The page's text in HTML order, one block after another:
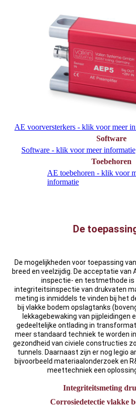
AE voorversterkers - klik voor meer
Software
Software - klik voor meer informatie
Toebehoren
AE toebehoren - klik voor
informatie
De
De mogelijkheden voor toepassing
breed en veelzijdig. De acceptatie van
inspectie- en testmethode is
integriteitsinspectie van drukvaten
meting is inmiddels te vinden bij het
bij vlakke bodem opslagtanks
lekkagebewaking van pijpleidingen
gedeeltelijke ontlading in
meer standaard techniek te worden
gezondheid van civiele constructies
tunnels. Daarnaast zijn er nog legio
bijvoorbeeld materiaalonderzoek en
meettechniek een
Integriteitsmeting
Corrosiedetectie vlakke